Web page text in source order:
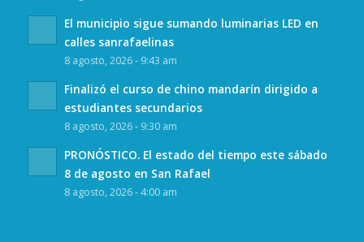
El municipio sigue sumando luminarias LED en
calles sanrafaelinas
8 agosto, 2026 - 9:43 am
Finalizó el curso de chino mandarín dirigido a
estudiantes secundarios
8 agosto, 2026 - 9:30 am
PRONÓSTICO. El estado del tiempo este sábado
8 de agosto en San Rafael
8 agosto, 2026 - 4:00 am